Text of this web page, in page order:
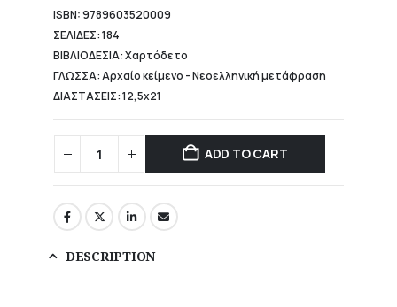
ISBN: 9789603520009
ΣΕΛΙΔΕΣ: 184
ΒΙΒΛΙΟΔΕΣΙΑ: Χαρτόδετο
ΓΛΩΣΣΑ: Αρχαίο κείμενο - Νεοελληνική μετάφραση
ΔΙΑΣΤΑΣΕΙΣ: 12,5x21
ADD TO CART
DESCRIPTION